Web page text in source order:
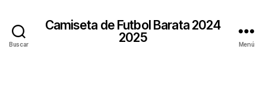
Buscar
Camiseta de Futbol Barata 2024
2025
Menú